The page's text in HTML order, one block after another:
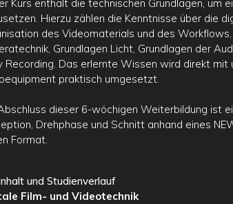
Kurs enthält die technischen Grundlagen, um
Hierzu zählen die Kenntnisse über die
des Videomaterials und des
Grundlagen Licht, Grundlagen der
Recording. Das erlernte Wissen wird direkt mit
praktisch umgesetzt.
dieser 6-wöchigen Weiterbildung ist
Drehphase und Schnitt anhand eines
Format.
und Studienverlauf
Film- und Videotechnik